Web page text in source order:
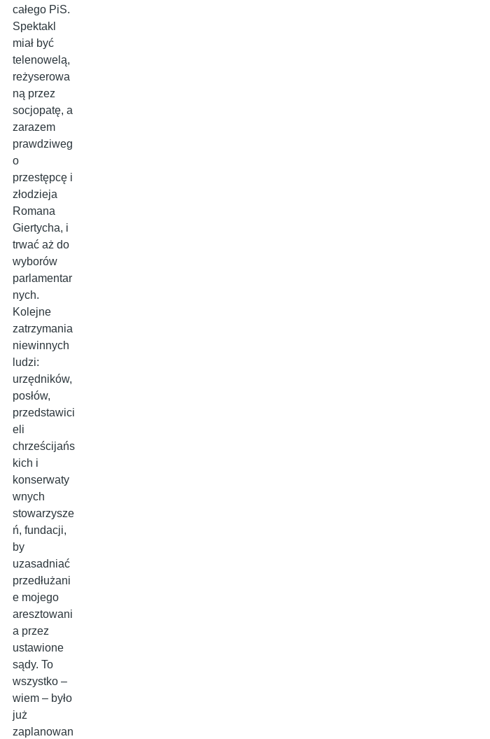
całego PiS.
Spektakl
miał być
telenowelą,
reżyserowa
ną przez
socjopatę, a
zarazem
prawdziweg
o
przestępcę i
złodzieja
Romana
Giertycha, i
trwać aż do
wyborów
parlamentar
nych.
Kolejne
zatrzymania
niewinnych
ludzi:
urzędników,
posłów,
przedstawici
eli
chrześcijańs
kich i
konserwaty
wnych
stowarzysze
ń, fundacji,
by
uzasadniać
przedłużani
e mojego
aresztowani
a przez
ustawione
sądy. To
wszystko –
wiem – było
już
zaplanowan